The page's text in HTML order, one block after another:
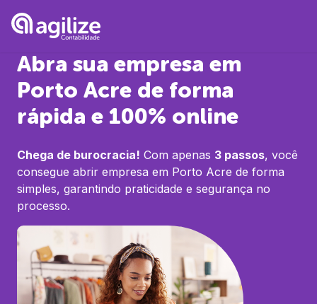
Abra sua empresa em
Porto Acre de forma
rápida e 100% online
Chega de burocracia! Com apenas 3 passos, você
consegue abrir empresa em Porto Acre de forma
simples, garantindo praticidade e segurança no
processo.